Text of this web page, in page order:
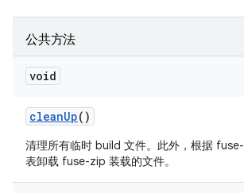
公共方法
void
cleanUp()
清理所有临时 build 文件。此外，根据
表卸载 fuse-zip 装载的文件。